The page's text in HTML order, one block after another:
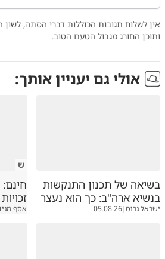
אין לשלוח תגובות הכוללות דברי הסתה, לשון
ותוכן החורג מגבול הטעם הטוב.
אולי גם יעניין אותך:
בשיאה של תכנון התנקשות
בנשיא ארה"ב: כך הוא נעצר
ישראל גרוס|
05.08.26
ש
אסף